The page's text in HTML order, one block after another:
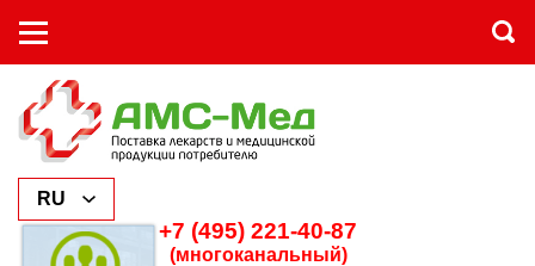
+7 (495) 221-40-87
(многоканальный)